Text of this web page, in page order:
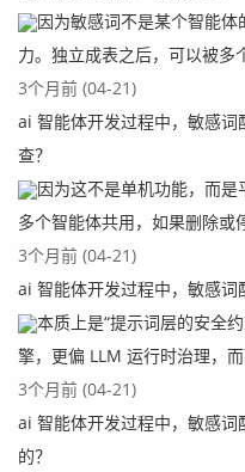
因为敏感词不是某个智能
力。独立成表之后，可以被多
3个月前 (04-21)
ai 智能体开发过程中，敏感
查？
因为这不是单机功能，而
多个智能体共用，如果删除或
3个月前 (04-21)
ai 智能体开发过程中，敏感词
本质上是“提示词层的安全
擎，更偏 LLM 运行时治理，
3个月前 (04-21)
ai 智能体开发过程中，敏感
的？